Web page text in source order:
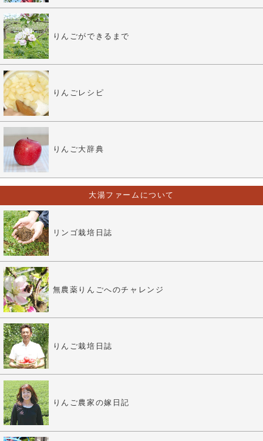
りんごができるまで
りんごレシピ
りんご大辞典
大湯ファームについて
リンゴ栽培日誌
無農薬りんごへのチャレンジ
りんご栽培日誌
りんご農家の嫁日記